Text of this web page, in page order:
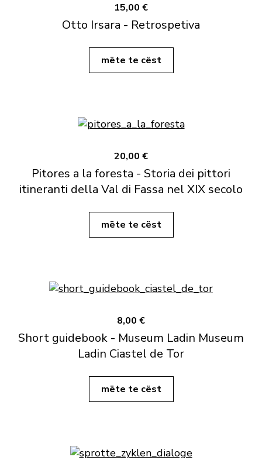
15,00 €
Otto Irsara - Retrospetiva
mëte te cëst
20,00 €
Pitores a la foresta - Storia dei pittori
itineranti della Val di Fassa nel XIX secolo
mëte te cëst
8,00 €
Short guidebook - Museum Ladin Museum
Ladin Ciastel de Tor
mëte te cëst